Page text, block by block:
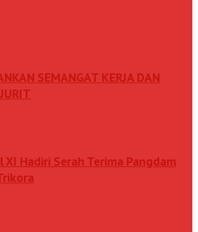
SEMANGAT KERJA DAN
XI Hadiri Serah Terima Pangdam